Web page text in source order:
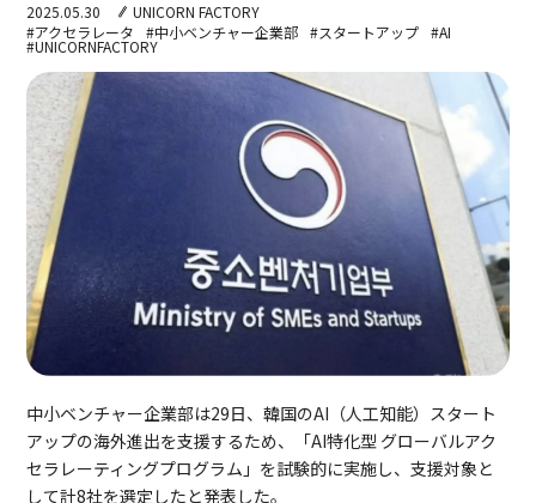
2025.05.30
UNICORN FACTORY
#アクセラレータ
#中小ベンチャー企業部 #スタートアップ #AI
#UNICORNFACTORY
中小ベンチャー企業部は29日、韓国のAI（人工知能）スタート
アップの海外進出を支援するため、「AI特化型 グローバルアク
セラレーティングプログラム」を試験的に実施し、支援対象と
して計8社を選定したと発表した。